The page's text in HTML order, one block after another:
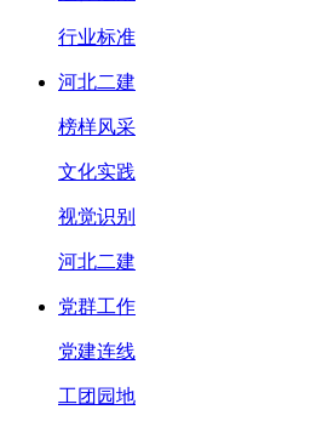
行业标准
河北二建
榜样风采
文化实践
视觉识别
河北二建
党群工作
党建连线
工团园地